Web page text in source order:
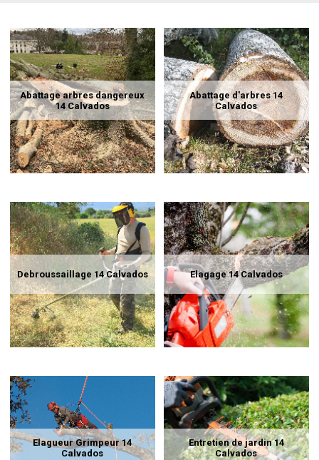
Abattage arbres dangereux
14 Calvados
Abattage d'arbres 14
Calvados
Debroussaillage 14 Calvados Elagage 14 Calvados
Elagueur Grimpeur 14
Calvados
Entretien de jardin 14
Calvados